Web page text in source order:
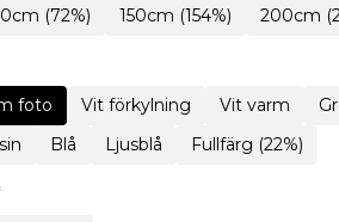
(72%) 150cm (154%) 200cm
foto Vit förkylning Vit varm
Blå Ljusblå Fullfärg (22%)